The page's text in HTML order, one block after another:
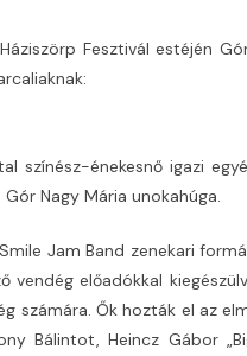
Fesztivál estéjén
énekesnő igazi
Nagy Mária unokahúga.
Jam Band zenekari
előadókkal
számára. Ők hozták el az
Bálintot, Heincz Gábor